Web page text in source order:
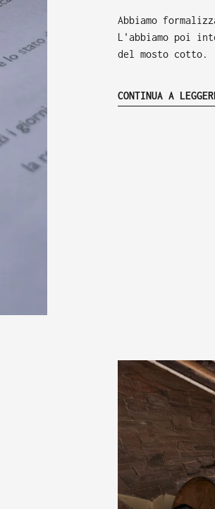
Abbiamo
L'abbiamo poi
del mosto cotto.
CONTINUA A